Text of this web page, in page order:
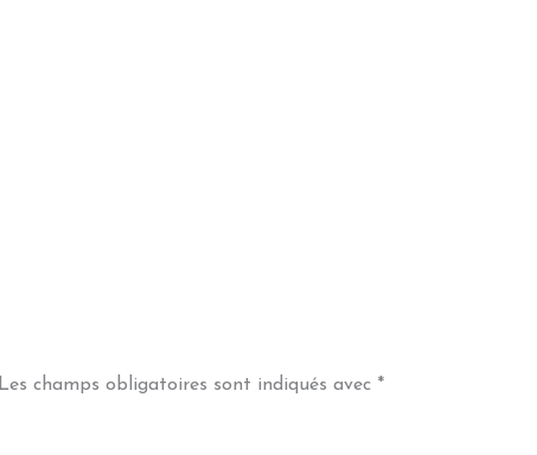
Les champs obligatoires sont indiqués avec *